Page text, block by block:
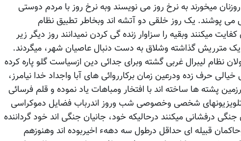
میخورند به نرخ روز می نویسند وبه نرخ روز با مردم دوستی
می پوشند. یک روز خلقی دو آتشه اند وبخاطر تطبیق نظام
میکنند وبقیه را سزاوار زنده گی کردن نمیدانند روز دیگر زیر
مترریش گذاشته وشلاق به دست دنبال عاصیان شهر، میگردند.
نظام لیبرال غربی گشته وبرای جدائی دین ازسیاست گلو پاره کرده
خیالی حرف زده ودرعین زمان برکارروائی های آبا واجداد خدا نیامرز،
پشته ها ساخته اند با افتخار ومباهات یاد نموده و قلم فرسائی
تلویزیونهای شخصی وخصوصی شب وروز اندرباب فضایل دموکراسی
جنگی درفشانی میکنند درحالیکه خود، جانیان جنگی اند خود گرداننده
قبیله ای حداقل درطول سه دههء اخیربوده اند وهنوزهم